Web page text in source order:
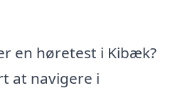
en høretest i Kibæk?
at navigere i